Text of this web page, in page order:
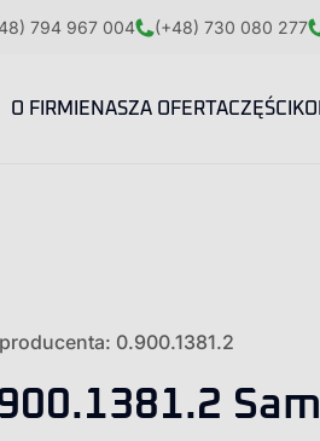
794 967 004 (+48) 730 080 277
O FIRMIE NASZA OFERTACZĘŚCI
0.900.1381.2